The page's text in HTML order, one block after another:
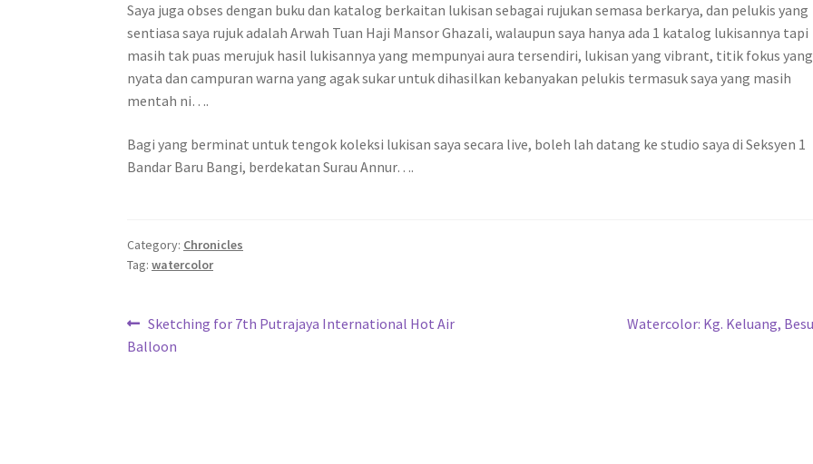
Saya juga obses dengan buku dan katalog berkaitan lukisan sebagai rujukan semasa berkarya, dan pelukis yang
sentiasa saya rujuk adalah Arwah Tuan Haji Mansor Ghazali, walaupun saya hanya ada 1 katalog lukisannya tapi
masih tak puas merujuk hasil lukisannya yang mempunyai aura tersendiri, lukisan yang vibrant, titik fokus yang
nyata dan campuran warna yang agak sukar untuk dihasilkan kebanyakan pelukis termasuk saya yang masih
mentah ni….
Bagi yang berminat untuk tengok koleksi lukisan saya secara live, boleh lah datang ke studio saya di Seksyen 1
Bandar Baru Bangi, berdekatan Surau Annur….
Category: Chronicles
Tag:watercolor
Post
navigation
Previous
post:
Sketching for 7th Putrajaya International Hot Air
Balloon
Next
Watercolor: Kg. Keluang,